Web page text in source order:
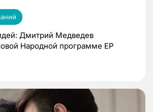
Дмитрий Медведев
Народной программе ЕР